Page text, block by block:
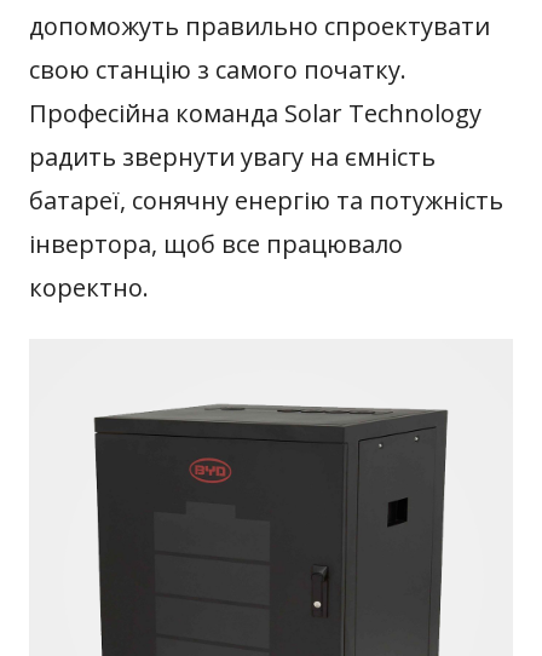
допоможуть правильно спроектувати
свою станцію з самого початку.
Професійна команда Solar Technology
радить звернути увагу на ємність
батареї, сонячну енергію та потужність
інвертора, щоб все працювало
коректно.